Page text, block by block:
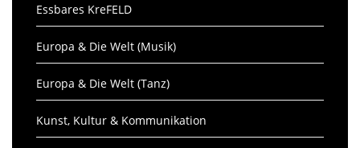
Essbares KreFELD
Europa & Die Welt (Musik)
Europa & Die Welt (Tanz)
Kunst, Kultur & Kommunikation